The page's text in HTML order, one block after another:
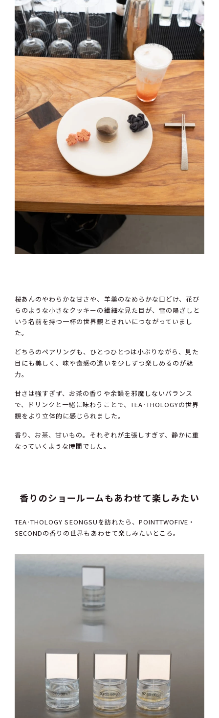
桜あんのやわらかな甘さや、羊羹のなめらかな口どけ、花び
らのような小さなクッキーの繊細な見た目が、雪の陽ざしと
いう名前を持つ一杯の世界観ときれいにつながっていまし
た。
どちらのペアリングも、ひとつひとつは小ぶりながら、見た
目にも美しく、味や食感の違いを少しずつ楽しめるのが魅
力。
甘さは強すぎず、お茶の香りや余韻を邪魔しないバランス
で、ドリンクと一緒に味わうことで、TEA·THOLOGYの世界
観をより立体的に感じられました。
香り、お茶、甘いもの。それぞれが主張しすぎず、静かに重
なっていくような時間でした。
香りのショールームもあわせて楽しみたい
TEA·THOLOGY SEONGSUを訪れたら、POINTTWOFIVE・
SECONDの香りの世界もあわせて楽しみたいところ。